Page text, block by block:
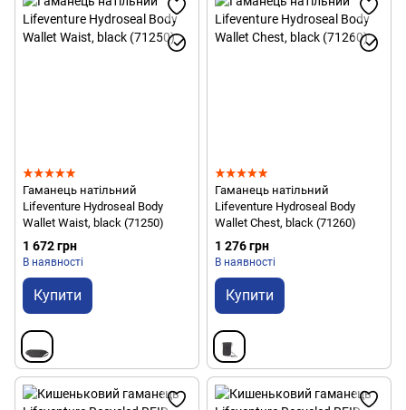
Гаманець натільний
Lifeventure Hydroseal Body
Wallet Waist, black (71250)
1 672 грн
В наявності
Купити
Гаманець натільний
Lifeventure Hydroseal Body
Wallet Chest, black (71260)
1 276 грн
В наявності
Купити